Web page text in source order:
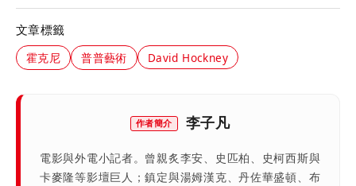
文章標籤
霍克尼 普普藝術 David Hockney
作者簡介 李子凡
電影與外電小記者。曾親炙李安、史匹柏、史柯西斯與
卡麥隆等影壇巨人；鎮定與湯姆漢克、丹佐華盛頓、布